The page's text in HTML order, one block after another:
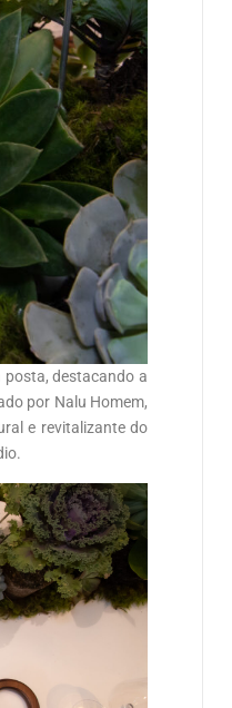
destacando a
por Nalu Homem,
e revitalizante do